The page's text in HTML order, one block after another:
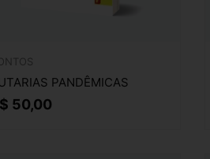
PANDÊMICAS
50,00